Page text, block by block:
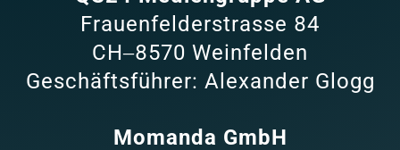
Frauenfelderstrasse 84
CH‒8570 Weinfelden
Geschäftsführer: Alexander Glogg
Momanda GmbH